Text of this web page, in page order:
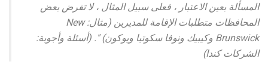
المسألة بعين الاعتبار ، فعلى سبيل المثال ، لا تفرض بعض
المحافظات متطلبات الإقامة للمديرين (مثال: New
Brunswick وكيبيك ونوفا سكوتيا ويوكون) ". (أسئلة وأجوبة:
الشركات كندا)